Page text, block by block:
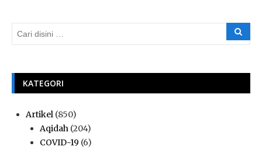
KATEGORI
Artikel (850)
Aqidah (204)
COVID-19 (6)